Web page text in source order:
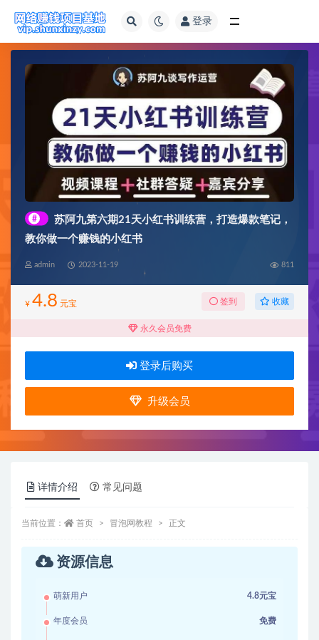
登录
#
苏阿九第六期21天小红书训练营，打造爆款笔记，
教你做一个赚钱的小红书
admin 2023-11-19 811
¥ 4.8 元宝 签到 收藏
永久会员免费
登录后购买
升级会员
详情介绍 常见问题
当前位置： 首页 冒泡网教程 正文
资源信息
萌新用户 4.8元宝
年度会员 免费